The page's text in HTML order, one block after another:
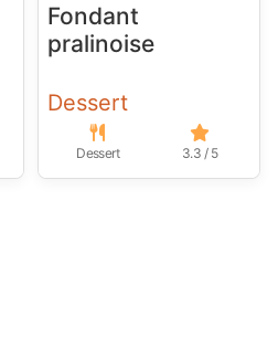
Fondant
pralinoise
Dessert
Dessert 3.3 / 5